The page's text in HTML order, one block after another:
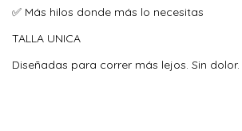
✅ Más hilos donde más lo necesitas
TALLA UNICA
Diseñadas para correr más lejos. Sin dolor.